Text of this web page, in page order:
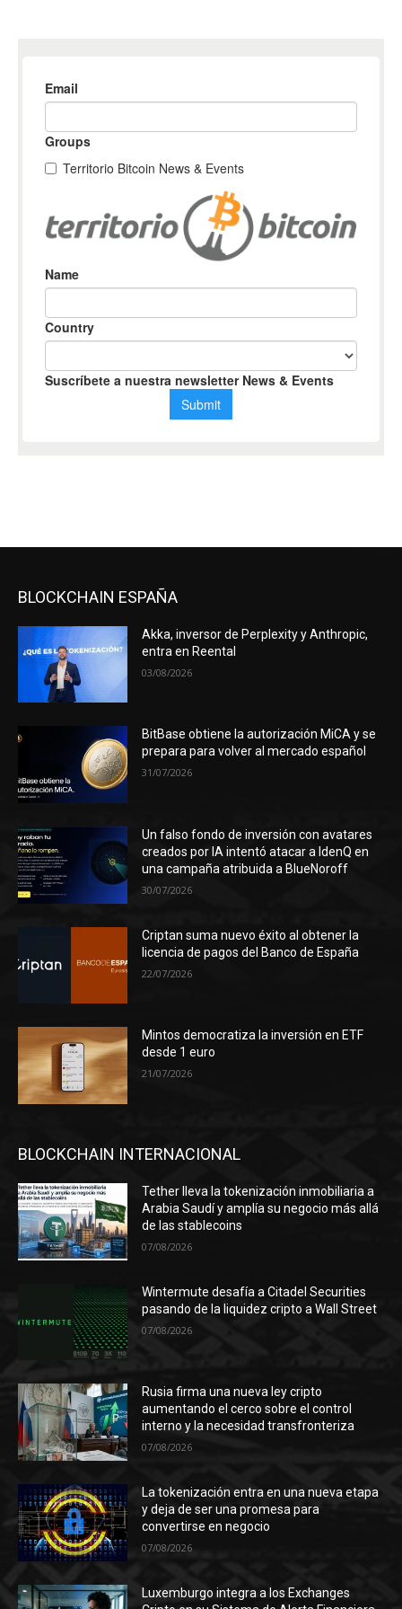
BLOCKCHAIN ESPAÑA
Akka, inversor de Perplexity y Anthropic,
entra en Reental
03/08/2026
BitBase obtiene la autorización MiCA y se
prepara para volver al mercado español
31/07/2026
Un falso fondo de inversión con avatares
creados por IA intentó atacar a IdenQ en
una campaña atribuida a BlueNoroff
30/07/2026
Criptan suma nuevo éxito al obtener la
licencia de pagos del Banco de España
22/07/2026
Mintos democratiza la inversión en ETF
desde 1 euro
21/07/2026
BLOCKCHAIN INTERNACIONAL
Tether lleva la tokenización inmobiliaria a
Arabia Saudí y amplía su negocio más allá
de las stablecoins
07/08/2026
Wintermute desafía a Citadel Securities
pasando de la liquidez cripto a Wall Street
07/08/2026
Rusia firma una nueva ley cripto
aumentando el cerco sobre el control
interno y la necesidad transfronteriza
07/08/2026
La tokenización entra en una nueva etapa
y deja de ser una promesa para
convertirse en negocio
07/08/2026
Luxemburgo integra a los Exchanges